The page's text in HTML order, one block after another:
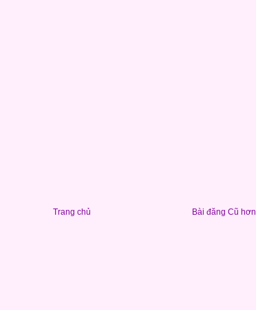
Bài đăng Cũ hơn
Trang chủ